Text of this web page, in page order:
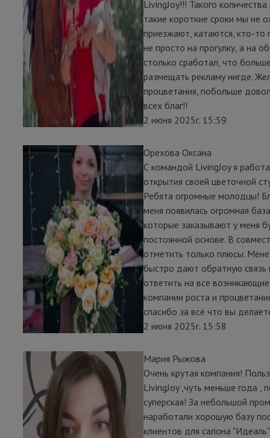
LivingJoy!!! Такого
такие короткие сроки мы не
приезжают, катаются, кто-то
не просто на прогулку, а на
столько сработал, что
размещать рекламу нигде.
процветания, побольше
всех благ!!
2 июня 2025г. 15:59
Орехова Оксана
С командой LivingJoy я
открытия своей цветочной
Ребята огромные молодцы!
меня появилась огромная
которые заказывают у меня
постоянной основе. В
отметить только плюсы.
быстро дают обратную связь
ответить на все
компании роста и
спасибо за всё что вы
2 июня 2025г. 15:58
Мария Рыжова
Очень крутая компания!
LivingJoy ,чуть меньше года ,
суперская! За небольшой
наработали хорошую базу
клиентов для салона